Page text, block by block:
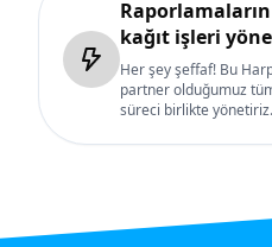
kağıt işleri
Her şey şeffaf! Bu
partner olduğumuz
süreci birlikte yönetiriz.